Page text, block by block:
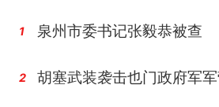
1 泉州市委书记张毅恭被查
2 胡塞武装袭击也门政府军